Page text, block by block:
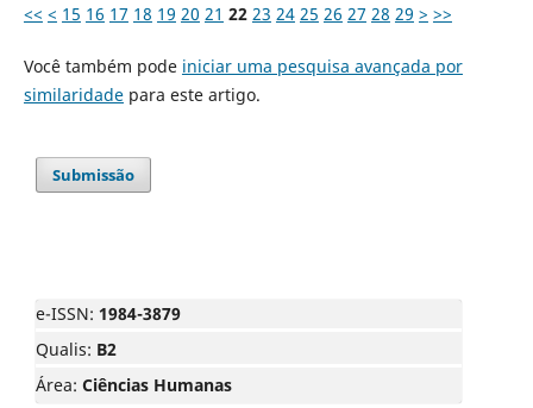
<< < 15 16 17 18 19 20 21 22 23 24 25 26 27 28 29 > >>
Você também pode iniciar uma pesquisa avançada por
similaridadepara este artigo.
Submissão
e-ISSN: 1984-3879
Qualis: B2
Área: Ciências Humanas